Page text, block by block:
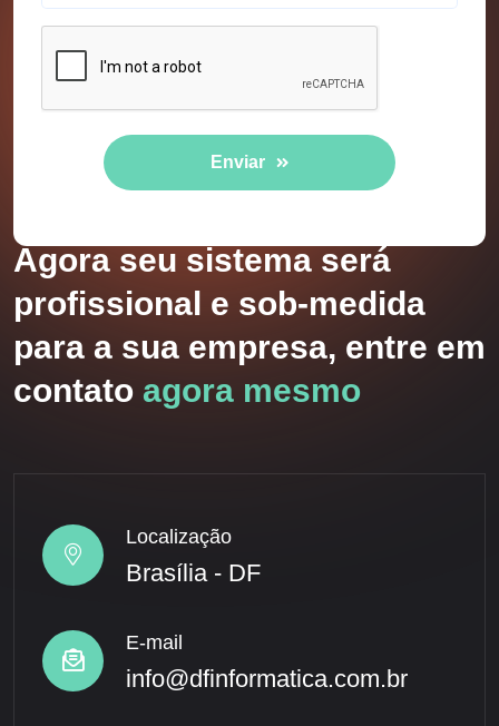
Enviar
Agora seu sistema será
profissional e sob-medida
para a sua empresa, entre em
contato agora mesmo
Localização
Brasília - DF
E-mail
info@dfinformatica.com.br